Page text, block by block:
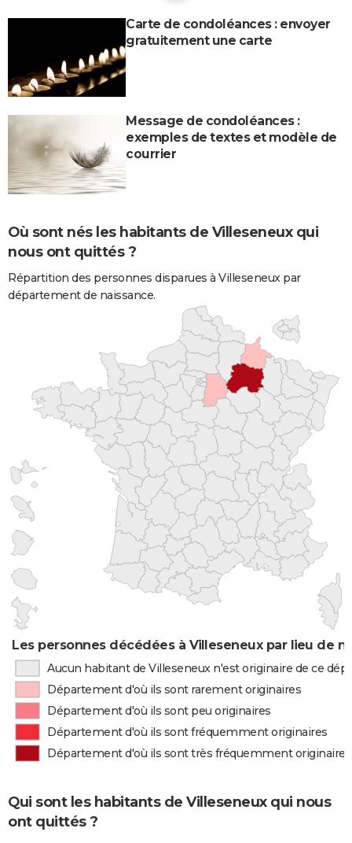
Carte de condoléances : envoyer
gratuitement une carte
Message de condoléances :
exemples de textes et modèle de
courrier
Où sont nés les habitants de Villeseneux qui
nous ont quittés ?
Répartition des personnes disparues à Villeseneux par
département de naissance.
Les personnes décédées à Villeseneux par lieu de
Aucun habitant de Villeseneux n'est originaire de ce
Département d'où ils sont rarement originaires
Département d'où ils sont peu originaires
Département d'où ils sont fréquemment originaires
Département d'où ils sont très fréquemment originaires
Qui sont les habitants de Villeseneux qui nous
ont quittés ?